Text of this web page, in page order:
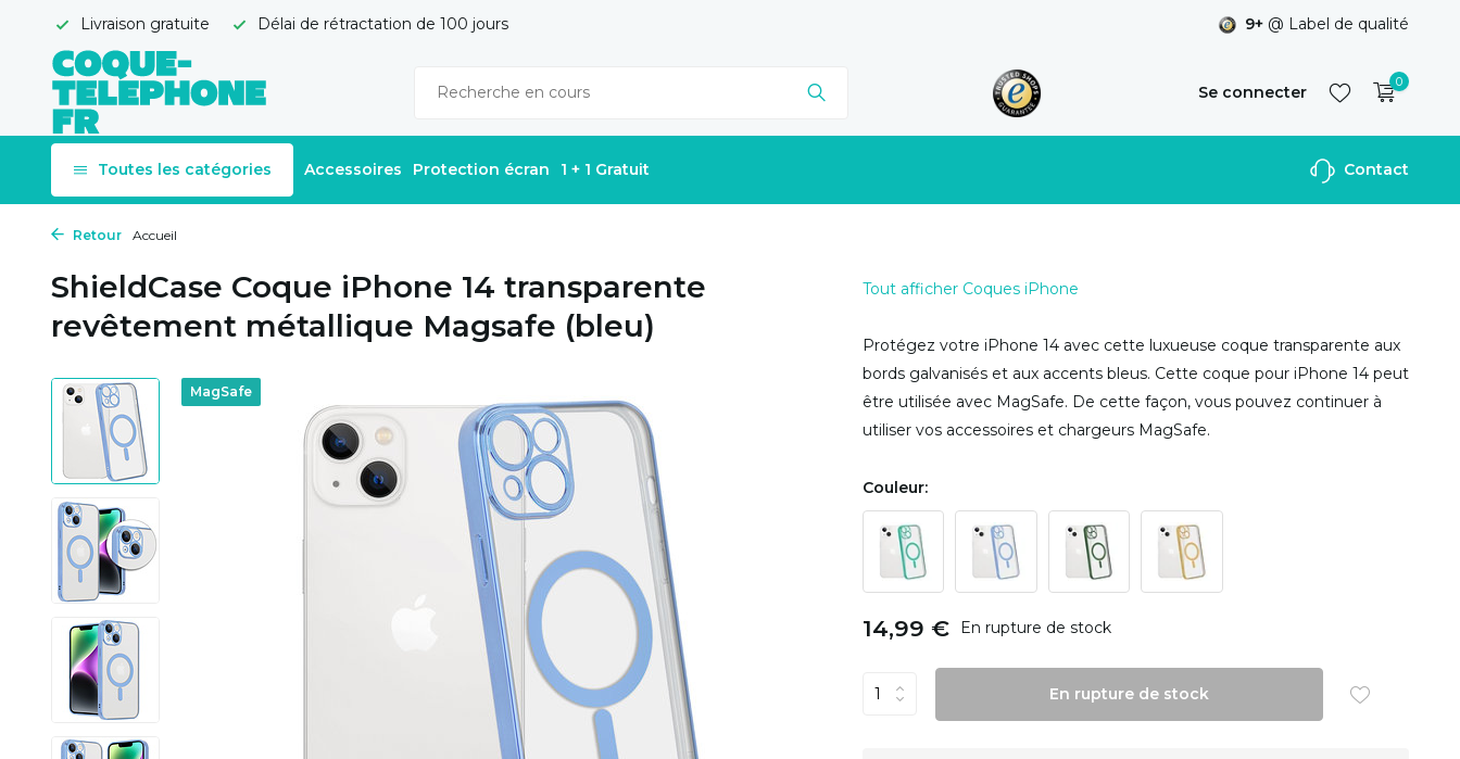
Livraison gratuite Délai de rétractation de 100 jours 9+ @ Label de qualité
Se connecter
S'inscrire
0
Toutes les catégories Accessoires Protection écran 1 + 1 Gratuit Contact
Retour Accueil
ShieldCase Coque iPhone 14 transparente
revêtement métallique Magsafe (bleu)
MagSafe
Tout afficher Coques iPhone
Protégez votre iPhone 14 avec cette luxueuse coque transparente aux
bords galvanisés et aux accents bleus. Cette coque pour iPhone 14 peut
être utilisée avec MagSafe. De cette façon, vous pouvez continuer à
utiliser vos accessoires et chargeurs MagSafe.
Couleur:
14,99 € En rupture de stock
En rupture de stock